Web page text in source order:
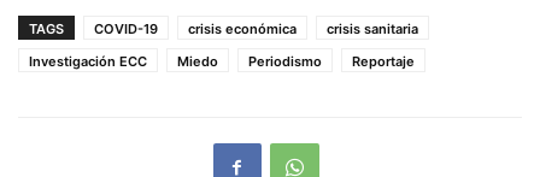
TAGS COVID-19 crisis económica
crisis sanitaria
Investigación ECC
Miedo Periodismo Reportaje